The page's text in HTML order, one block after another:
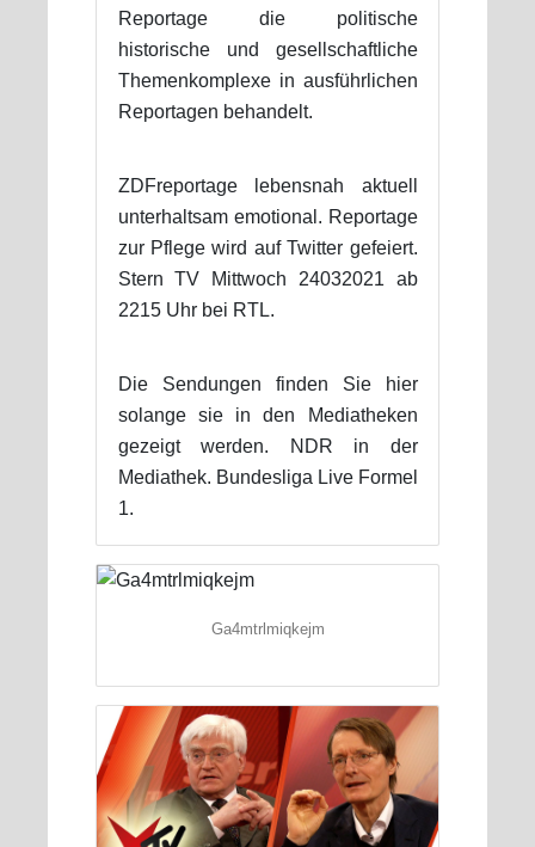
Reportage die politische
historische und gesellschaftliche
Themenkomplexe in ausführlichen
Reportagen behandelt.
ZDFreportage lebensnah aktuell
unterhaltsam emotional. Reportage
zur Pflege wird auf Twitter gefeiert.
Stern TV Mittwoch 24032021 ab
2215 Uhr bei RTL.
Die Sendungen finden Sie hier
solange sie in den Mediatheken
gezeigt werden. NDR in der
Mediathek. Bundesliga Live Formel
1.
Ga4mtrlmiqkejm